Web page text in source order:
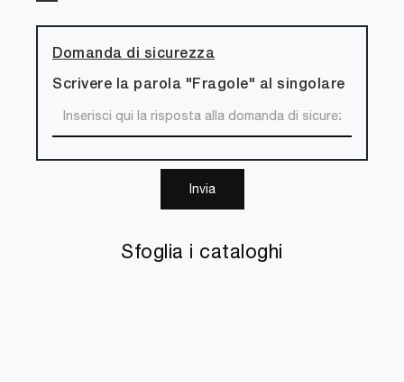
Sfoglia i cataloghi
Domanda di sicurezza
Scrivere la parola "Fragole" al singolare
Invia